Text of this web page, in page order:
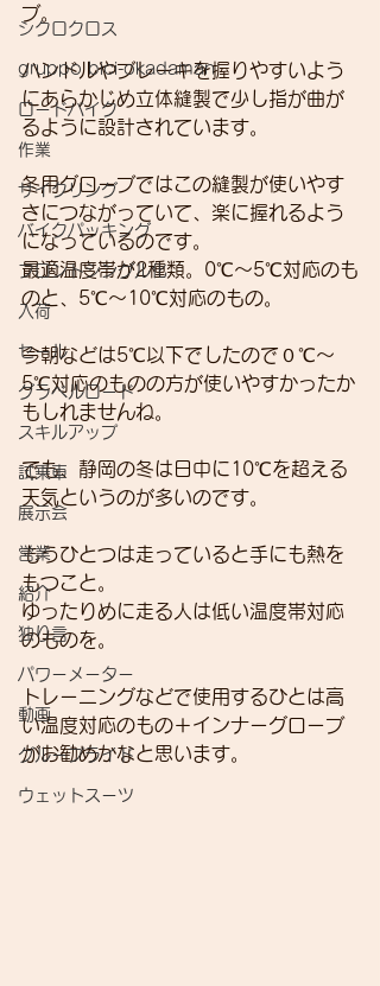
シクロクロス
gruppo bici-okadaman
ロードバイク
作業
サイクリング
バイクパッキング
フロントシングル化
入荷
セール
グラベルロード
スキルアップ
試乗車
展示会
営業
紹介
独り言
パワーメーター
動画
グループライド
ウェットスーツ
ブ。
ハンドルやブレーキを握りやすいよう
にあらかじめ立体縫製で少し指が曲が
るように設計されています。
冬用グローブではこの縫製が使いやす
さにつながっていて、楽に握れるよう
になっているのです。
最適温度帯が2種類。0℃～5℃対応のも
のと、5℃～10℃対応のもの。
今朝などは5℃以下でしたので０℃～
5℃対応のものの方が使いやすかったか
もしれませんね。
でも、静岡の冬は日中に10℃を超える
天気というのが多いのです。
もうひとつは走っていると手にも熱を
もつこと。
ゆったりめに走る人は低い温度帯対応
のものを。
トレーニングなどで使用するひとは高
い温度対応のもの＋インナーグローブ
がお勧めかなと思います。